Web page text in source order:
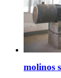
molinos